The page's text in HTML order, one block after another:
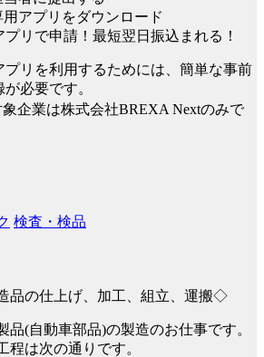
アプリをダウンロード
リで申請！最短翌日振込まれる！
リを利用するためには、簡単な事前
が必要です。
企業は株式会社BREXA Nextのみで
検査・検品
品の仕上げ、加工、組立、運搬◇
品(自動車部品)の製造のお仕事です。
程は次の通りです。